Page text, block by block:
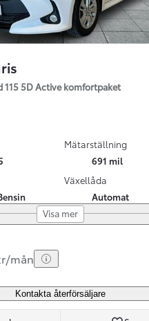
115 5D Active komfortpaket
Mätarställning
691 mil
Växellåda
Automat
Visa mer
mån
Kontakta återförsäljare